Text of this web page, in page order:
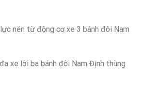
nén từ động cơ xe 3 bánh đôi Nam
xe lôi ba bánh đôi Nam Định thùng